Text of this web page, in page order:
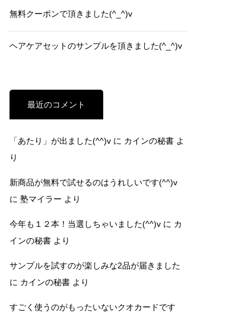
無料クーポンで頂きました(^_^)v
ヘアケアセットのサンプルを頂きました(^_^)v
最近のコメント
「あたり」が出ました(^^)v に カインの秘書 よ
り
新商品が無料で試せるのはうれしいです(^^)v
に 塾マイラー より
今年も１２本！当選しちゃいました(^^)v に カ
インの秘書 より
サンプルを試すのが楽しみな2品が届きました
に カインの秘書 より
すごく使うのがもったいないクオカードです